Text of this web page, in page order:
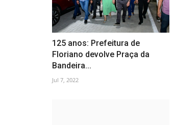
125 anos: Prefeitura de
Floriano devolve Praça da
Bandeira...
Jul 7, 2022